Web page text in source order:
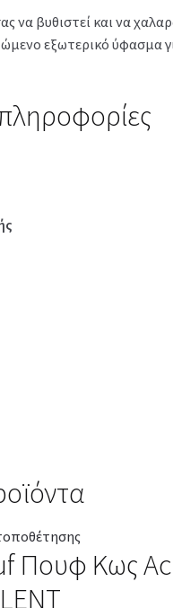
να βυθιστεί και να
εξωτερικό ύφασμα
Πουφ Κως